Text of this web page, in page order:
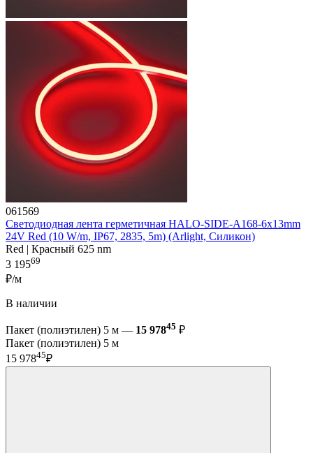
061569
Светодиодная лента герметичная HALO-SIDE-A168-6x13mm
24V Red (10 W/m, IP67, 2835, 5m) (Arlight, Силикон)
Red | Красный 625 nm
3 19569
₽/м
В наличии
Пакет (полиэтилен) 5 м — 15 97845 ₽
Пакет (полиэтилен) 5 м
15 97845₽